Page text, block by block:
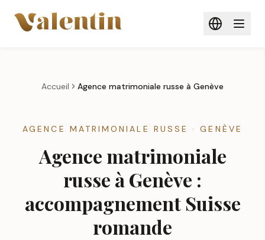
Accueil Agence matrimoniale russe à Genève
AGENCE MATRIMONIALE RUSSE · GENÈVE
Agence matrimoniale
russe à Genève :
accompagnement Suisse
romande